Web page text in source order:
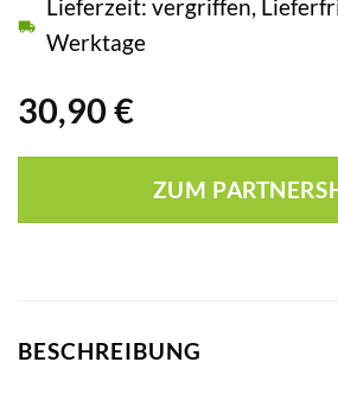
30,90 €
Lieferzeit: vergriffen,
Werktage
ZUM
BESCHREIBUNG